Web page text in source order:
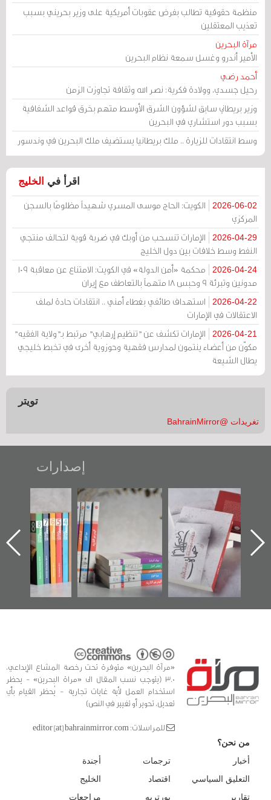
منظمة حقوقية تطالب بفرض عقوبات أمريكية على وزير بحريني بسبب
تعذيب المعتقلين
مرآة البحرين
الأمير أندرو وغسل سمعة نظام البحرين
أحمد رضي
رحيل جسدي، وولادة فكرية: نصر الله وثقافة تجاوزت الزمن
وزير بريطاني سابق لشؤون الشرق الأوسط متهم بخرق قواعد الشفافية
بسبب دور استشاري في البحرين
وسط انتقادات للزيارة .. ملك بريطانيا يستضيف ملك البحرين في وندسور
اقرأ في الخليج
2026-06-02
الكويت: الحاج موسى المسري شهيداً مظلومًا بالسجن
المركزي
2026-04-29
الإمارات تنسحب من أوبك في ضربة قوية لتحالف منتجي
النفط وسط خلافات بين دول الخليج
2026-04-24
محكمة «أمن الدولة» في الكويت: الامتناع عن معاقبة 109
مدونين وتبرئة 9 وحبس 18 متهماً بالتعاطف مع إيران
2026-04-22
استهداف طائفي بغطاء أمني .. انتقادات حادة لملف
الاعتقالات في الإمارات
2026-04-21
الإمارات تكشف عن "تنظيم إرهابي" مرتبط بـ"ولاية الفقيه"
مكوّن من أعضاء ينتمون لمدارس فقهية وحوزوية أخرى في تخبط خليجي
يطال الشيعة
تويتر
تغريدات @BahrainMirror
إصدارات
"حماة الباب الأخير":
الإصدار الأول عن
اعتصام الدراز
وأحداث ساحة
الفداء لمركز أوال
للدراسات والتوثيق
تصنيف موضوعي
للوثائق البريطانية
يقدمه «مركز أوال»
في سلسلة من 5
كتب
تصدر حصاد
الساحات 2019
«مرآة البحرين» متوفرة تحت رخصة المشاع الإبداعي،
3.0 (يتوجب نسب المقال الى «مراة البحرين» - يحظر
استخدام العمل لأية غايات تجارية - يُحظر القيام بأي
تعديل، تحوير أو تغيير في النص)
للمراسلات: editor [at] bahrainmirror.com
من نحن؟
أخبار
التعليق السياسي
تقارير
ترجمات
اقتصاد
بورتريه
أجندة
الخليج
مراجعات